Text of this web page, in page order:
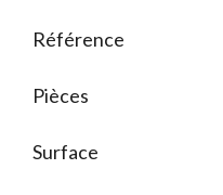
Référence
Pièces
Surface